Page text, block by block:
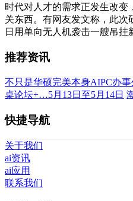
时代对人才的需求正发生改变
关东西。有网友发文称，此
日用单向无人机袭击一艘吊
推荐资讯
不只是华硕完美本身AIPC办
桌论坛+…5月13日至5月14日
快捷导航
关于我们
ai资讯
ai应用
联系我们